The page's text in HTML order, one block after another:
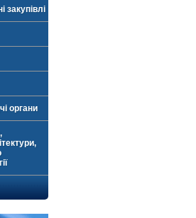
закупівлі
органи